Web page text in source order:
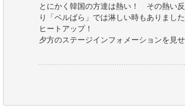
とにかく韓国の方達は熱い！ その熱い
り「ベルばら」では淋しい時もありまし
ヒートアップ！
夕方のステージインフォメーションを見